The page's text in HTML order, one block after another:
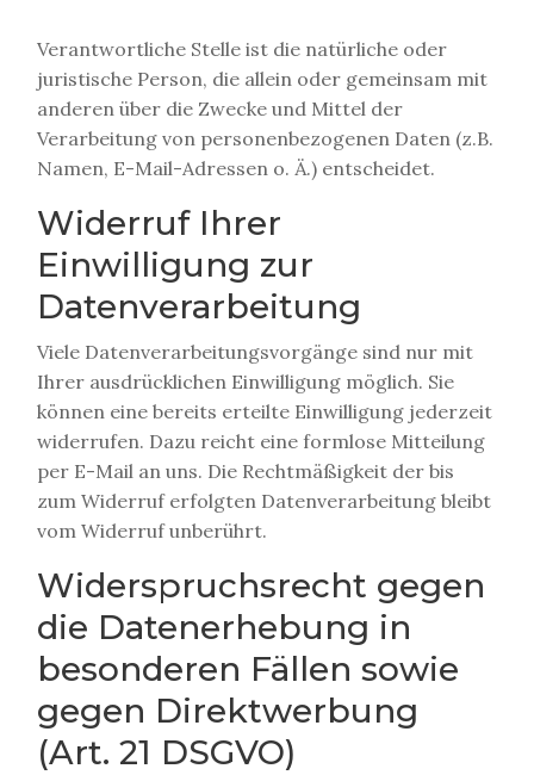
Verantwortliche Stelle ist die natürliche oder
juristische Person, die allein oder gemeinsam mit
anderen über die Zwecke und Mittel der
Verarbeitung von personenbezogenen Daten (z.B.
Namen, E-Mail-Adressen o. Ä.) entscheidet.
Widerruf Ihrer
Einwilligung zur
Datenverarbeitung
Viele Datenverarbeitungsvorgänge sind nur mit
Ihrer ausdrücklichen Einwilligung möglich. Sie
können eine bereits erteilte Einwilligung jederzeit
widerrufen. Dazu reicht eine formlose Mitteilung
per E-Mail an uns. Die Rechtmäßigkeit der bis
zum Widerruf erfolgten Datenverarbeitung bleibt
vom Widerruf unberührt.
Widerspruchsrecht gegen
die Datenerhebung in
besonderen Fällen sowie
gegen Direktwerbung
(Art. 21 DSGVO)